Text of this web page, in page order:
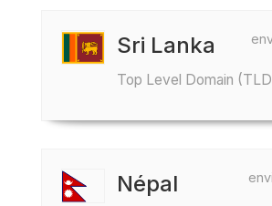
Sri Lanka
Top Level Domain
Népal